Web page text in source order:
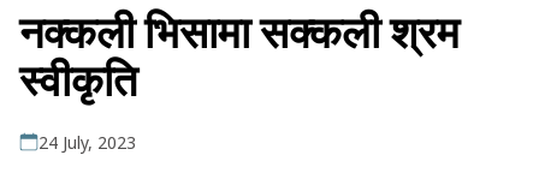
नक्कली भिसामा सक्कली श्रम
स्वीकृति
24 July, 2023